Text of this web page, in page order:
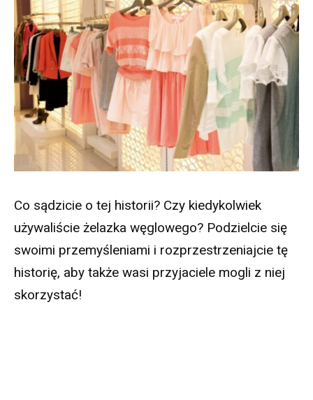
Co sądzicie o tej historii? Czy kiedykolwiek
używaliście żelazka węglowego? Podzielcie się
swoimi przemyśleniami i rozprzestrzeniajcie tę
historię, aby także wasi przyjaciele mogli z niej
skorzystać!